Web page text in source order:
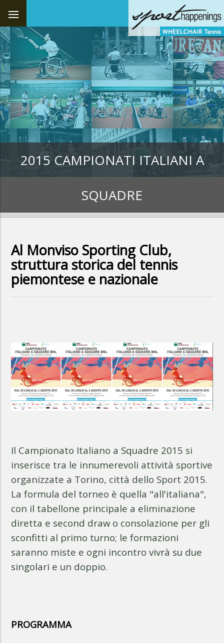
2015 CAMPIONATI ITALIANI A
SQUADRE
Al Monviso Sporting Club,
struttura storica del tennis
piemontese e nazionale
Il Campionato Italiano a Squadre 2015 si
inserisce tra le innumerevoli attività sportive
organizzate a Torino, città dello Sport 2015.
La formula del torneo è quella "all'italiana",
con il tabellone principale a eliminazione
diretta e second draw o consolazione per gli
sconfitti al primo turno; le formazioni
saranno miste e ogni incontro vivrà su due
singolari e un doppio.
PROGRAMMA